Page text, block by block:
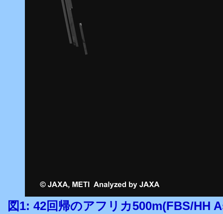
図1: 42回帰のアフリカ500m(FBS/HH